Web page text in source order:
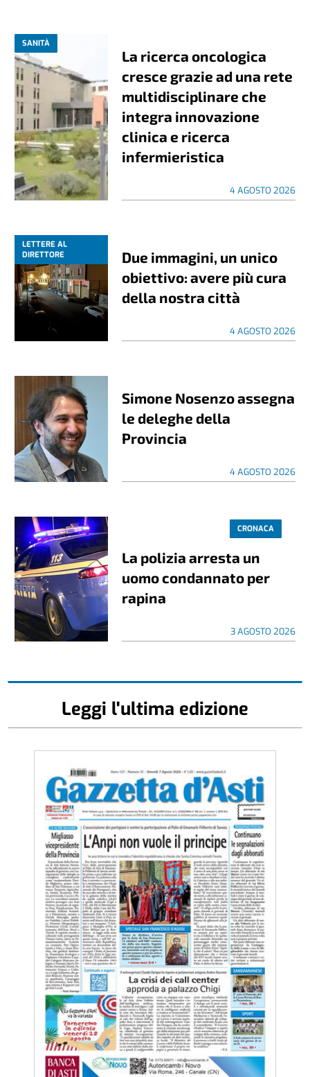
SANITÀ
La ricerca oncologica
cresce grazie ad una rete
multidisciplinare che
integra innovazione
clinica e ricerca
infermieristica
4 AGOSTO 2026
LETTERE AL
DIRETTORE
Due immagini, un unico
obiettivo: avere più cura
della nostra città
4 AGOSTO 2026
Simone Nosenzo assegna
le deleghe della
Provincia
4 AGOSTO 2026
CRONACA
La polizia arresta un
uomo condannato per
rapina
3 AGOSTO 2026
Leggi l'ultima edizione